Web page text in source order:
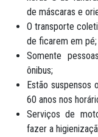
de máscaras e
O transporte
de ficarem em pé;
Somente
ônibus;
Estão suspensos
60 anos nos
Serviços de
fazer a